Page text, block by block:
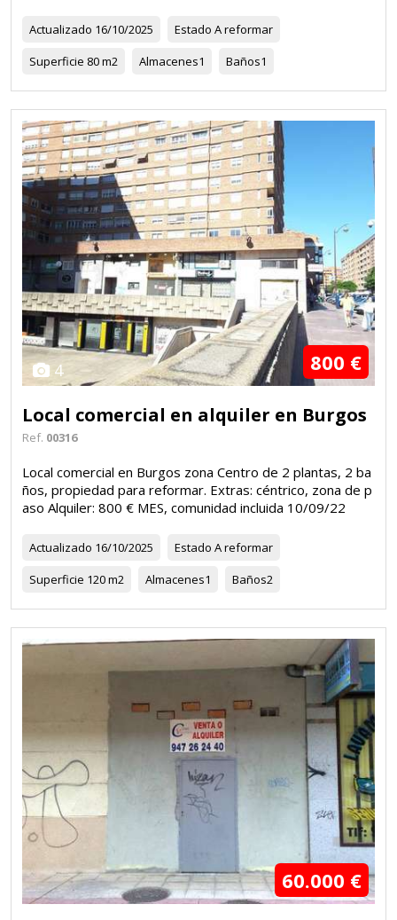
Actualizado 16/10/2025 Estado A reformar
Superficie 80 m2 Almacenes1 Baños1
4 800 €
Local comercial en alquiler en Burgos
Ref. 00316
Local comercial en Burgos zona Centro de 2 plantas, 2 ba
ños, propiedad para reformar. Extras: céntrico, zona de p
aso Alquiler: 800 € MES, comunidad incluida 10/09/22
Actualizado 16/10/2025 Estado A reformar
Superficie 120 m2 Almacenes1 Baños2
60.000 €